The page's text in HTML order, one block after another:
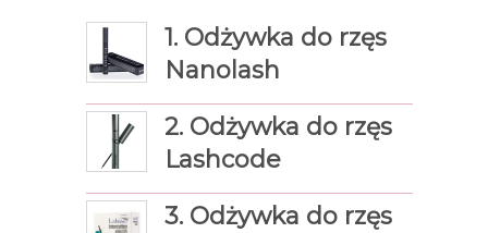
1. Odżywka do rzęs
Nanolash
2. Odżywka do rzęs
Lashcode
3. Odżywka do rzęs